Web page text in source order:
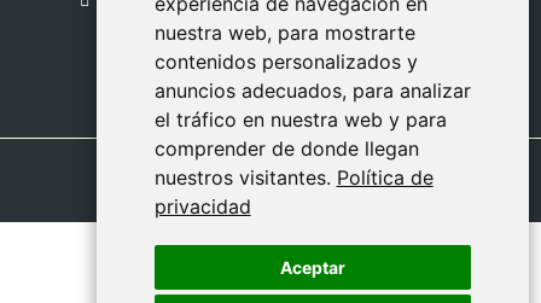
nuestra web, para mostrarte
contenidos personalizados y
anuncios adecuados, para analizar
el tráfico en nuestra web y para
comprender de donde llegan
nuestros visitantes. Política de
privacidad
Aceptar
nuestra web, para mostrarte
contenidos personalizados y
anuncios adecuados, para analizar
el tráfico en nuestra web y para
comprender de donde llegan
nuestros visitantes. Política de
privacidad
Aceptar
09:00 - 13:00